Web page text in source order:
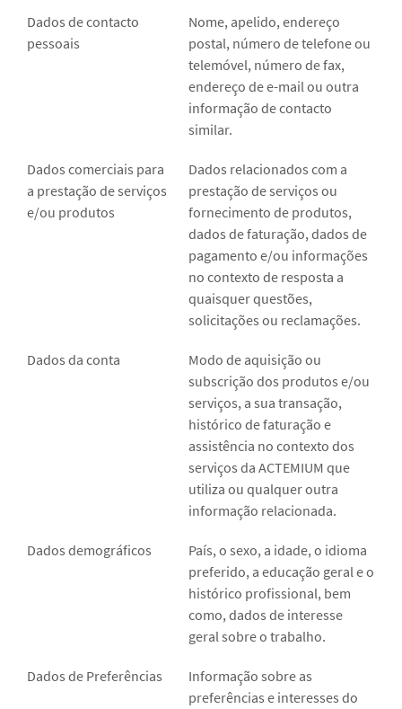
Dados de contacto
pessoais
Nome, apelido, endereço
postal, número de telefone ou
telemóvel, número de fax,
endereço de e-mail ou outra
informação de contacto
similar.
Dados comerciais para
a prestação de serviços
e/ou produtos
Dados relacionados com a
prestação de serviços ou
fornecimento de produtos,
dados de faturação, dados de
pagamento e/ou informações
no contexto de resposta a
quaisquer questões,
solicitações ou reclamações.
Dados da conta
Modo de aquisição ou
subscrição dos produtos e/ou
serviços, a sua transação,
histórico de faturação e
assistência no contexto dos
serviços da ACTEMIUM que
utiliza ou qualquer outra
informação relacionada.
Dados demográficos
País, o sexo, a idade, o idioma
preferido, a educação geral e o
histórico profissional, bem
como, dados de interesse
geral sobre o trabalho.
Dados de Preferências
Informação sobre as
preferências e interesses do